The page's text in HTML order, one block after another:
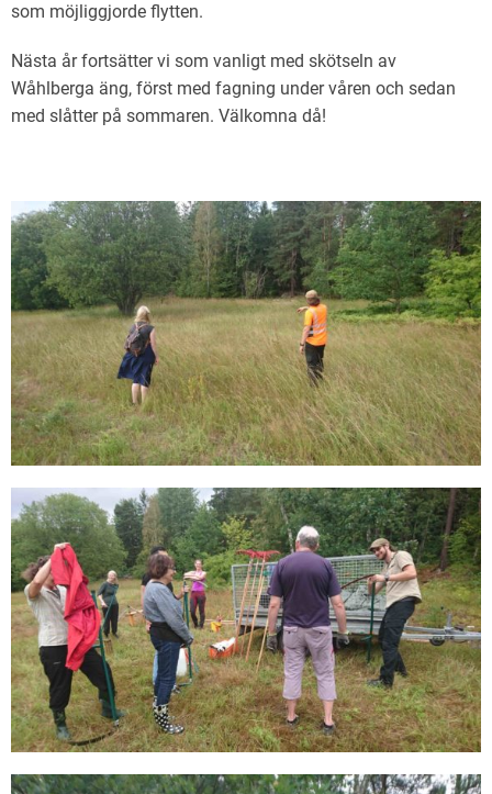
som möjliggjorde flytten.
Nästa år fortsätter vi som vanligt med skötseln av
Wåhlberga äng, först med fagning under våren och sedan
med slåtter på sommaren. Välkomna då!